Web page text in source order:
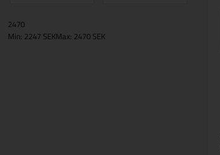
2470
Min: 2247 SEKMax: 2470 SEK